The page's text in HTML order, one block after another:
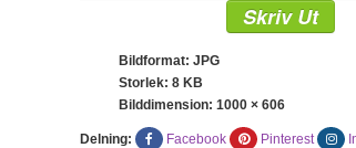
Skriv Ut
Bildformat: JPG
Storlek: 8 KB
Bilddimension: 1000 × 606
Delning: Facebook Pinterest